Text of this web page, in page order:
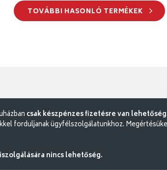
TOVÁBBI HASONLÓ TERMÉKEK
csak készpénzes fizetésre van
forduljanak ügyfélszolgálatunkhoz.
nincs lehetőség.